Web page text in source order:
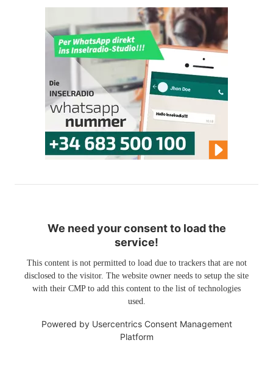
We need your consent to load the
service!
This content is not permitted to load due to trackers that are not
disclosed to the visitor. The website owner needs to setup the site
with their CMP to add this content to the list of technologies
used.
Powered by Usercentrics Consent Management
Platform